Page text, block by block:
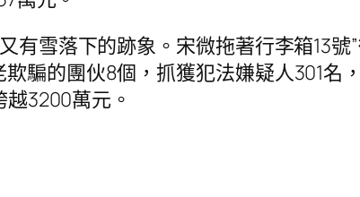
有雪落下的跡象。宋微拖著行李箱13號
騙的團伙8個，抓獲犯法嫌疑人301名
3200萬元。